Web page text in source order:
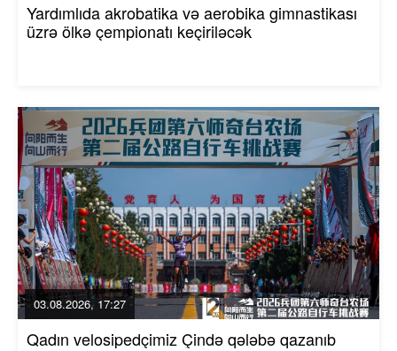
Yardımlıda akrobatika və aerobika gimnastikası
üzrə ölkə çempionatı keçiriləcək
03.08.2026, 17:27
Qadın velosipedçimiz Çində qələbə qazanıb